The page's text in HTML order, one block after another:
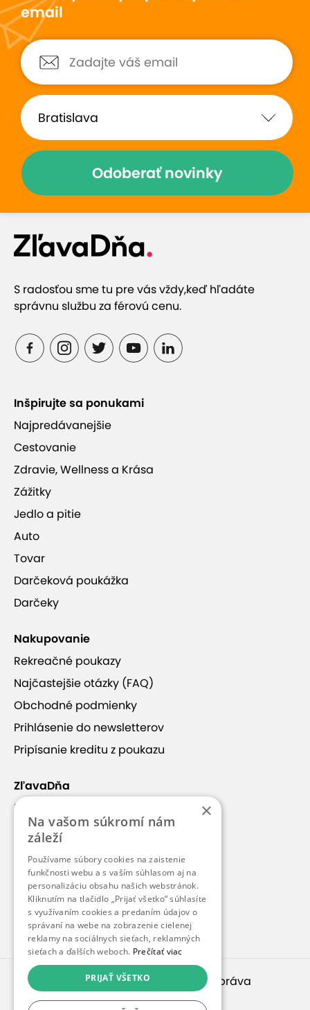
email
Odoberať novinky
S radosťou sme tu pre vás vždy,keď hľadáte
správnu službu za férovú cenu.
Inšpirujte sa ponukami
Najpredávanejšie
Cestovanie
Zdravie, Wellness a Krása
Zážitky
Jedlo a pitie
Auto
Tovar
Darčeková poukážka
Darčeky
Nakupovanie
Rekreačné poukazy
Najčastejšie otázky (FAQ)
Obchodné podmienky
Prihlásenie do newsletterov
Pripísanie kreditu z poukazu
ZľavaDňa
Náš príbeh
Kontakt
Kariéra
Blog
Pre médiá
Pre partnerov
© 2010 – 2026inspirago s. r. o.
. Všetky práva
vyhradené.
×
Na vašom súkromí nám
záleží
Používame súbory cookies na zaistenie
funkčnosti webu a s vaším súhlasom aj na
personalizáciu obsahu našich webstránok.
Kliknutím na tlačidlo „Prijať všetko“ súhlasíte
s využívaním cookies a predaním údajov o
správaní na webe na zobrazenie cielenej
reklamy na sociálnych sieťach, reklamných
sieťach a ďalších weboch. Prečítať viac
PRIJAŤ VŠETKO